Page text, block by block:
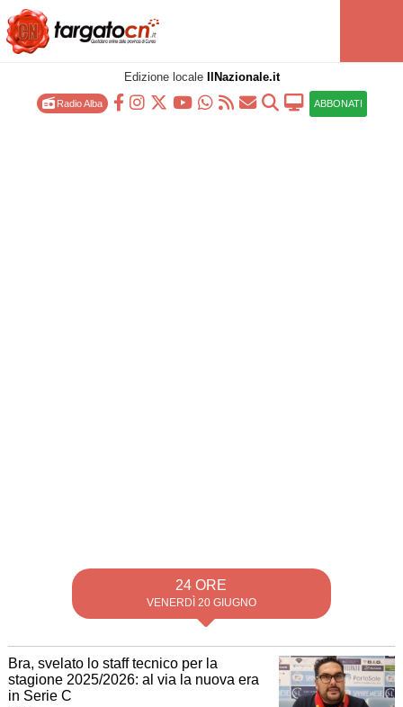
Edizione locale IlNazionale.it
Radio Alba ABBONATI
24 ORE
VENERDÌ 20 GIUGNO
Bra, svelato lo staff tecnico per la
stagione 2025/2026: al via la nuova era
in Serie C